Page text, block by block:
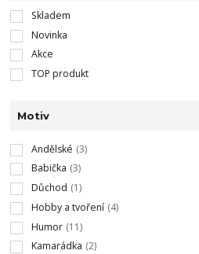
Skladem
Novinka
Akce
TOP produkt
Motiv
Andělské (3)
Babička (3)
Důchod (1)
Hobby a tvoření (4)
Humor (11)
Kamarádka (2)